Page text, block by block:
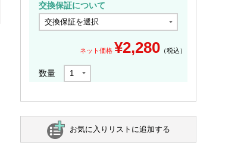
交換保証について
ネット価格 ¥2,280 （税込）
数量
お気に入りリストに追加する